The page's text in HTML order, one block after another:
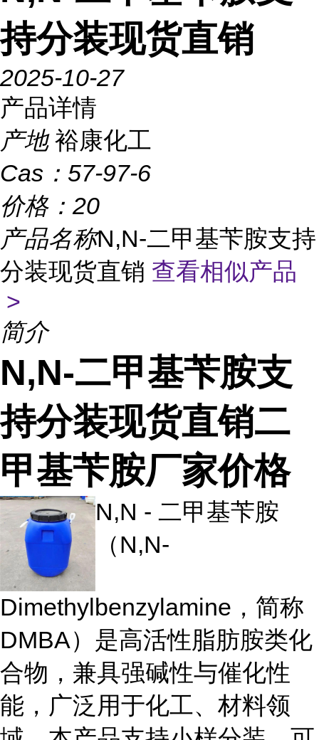
持分装现货直销
2025-10-27
产品详情
产地 裕康化工
Cas： 57-97-6
价格： 20
产品名称N,N-二甲基苄胺支持
分装现货直销 查看相似产品
>
简介
N,N-二甲基苄胺支
持分装现货直销二
甲基苄胺厂家价格
N,N - 二甲基苄胺
（N,N-
Dimethylbenzylamine，简称
DMBA）是高活性脂肪胺类化
合物，兼具强碱性与催化性
能，广泛用于化工、材料领